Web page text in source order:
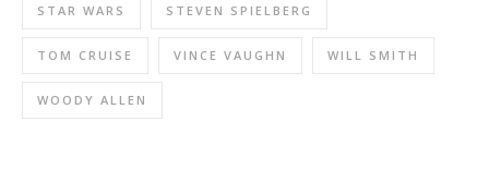
STAR WARS STEVEN SPIELBERG
TOM CRUISE VINCE VAUGHN WILL SMITH
WOODY ALLEN